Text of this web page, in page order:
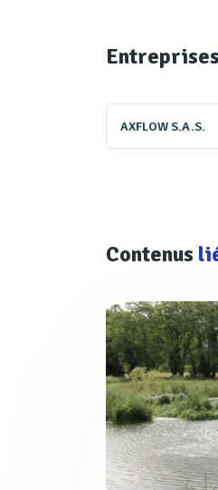
Entreprises
AXFLOW S.A.S.
Contenus